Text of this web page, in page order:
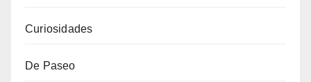
Curiosidades
De Paseo